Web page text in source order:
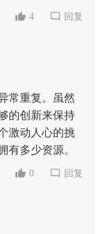
4 回复
常重复。虽然
的创新来保持
激动人心的挑
有多少资源。
0 回复